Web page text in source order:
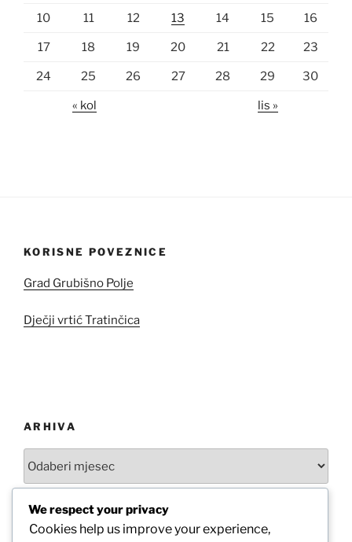
10 11 12 13 14 15 16
17 18 19 20 21 22 23
24 25 26 27 28 29 30
« kol lis »
KORISNE POVEZNICE
Grad Grubišno Polje
Dječji vrtić Tratinčica
ARHIVA
Pretraži:
We respect your privacy
Cookies help us improve your experience,